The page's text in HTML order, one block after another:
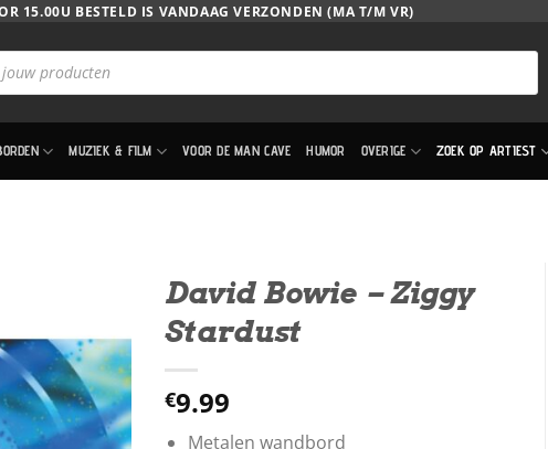
15.00U BESTELD IS VANDAAG VERZONDEN (MA T/M VR)
MUZIEK & FILM VOOR DE MAN CAVE HUMOR OVERIGE ZOEK OP ARTIEST
David Bowie – Ziggy
Stardust
€9.99
Metalen wandbord